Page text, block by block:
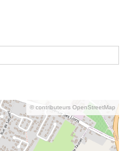
© contributeurs OpenStreetMap